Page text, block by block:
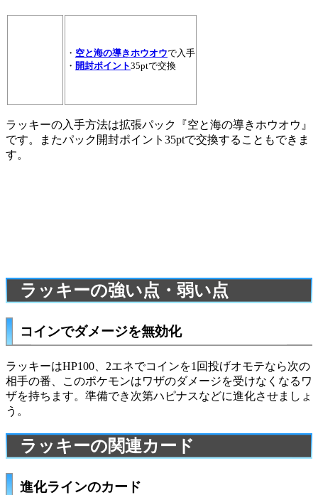
・ 空と海の導きホウオウで入手
・ 開封ポイント35ptで交換
ラッキーの入手方法は拡張パック『空と海の導きホウオウ』
です。またパック開封ポイント35ptで交換することもできま
す。
ラッキーの強い点・弱い点
コインでダメージを無効化
ラッキーはHP100、2エネでコインを1回投げオモテなら次の
相手の番、このポケモンはワザのダメージを受けなくなるワ
ザを持ちます。準備でき次第ハピナスなどに進化させましょ
う。
ラッキーの関連カード
進化ラインのカード